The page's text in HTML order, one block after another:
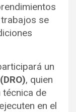
se
un
, quien
técnica de
en el